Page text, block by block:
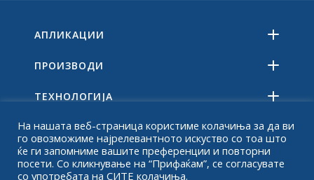
АПЛИКАЦИИ
ПРОИЗВОДИ
ТЕХНОЛОГИЈА
РЕСУРСИ
ЗА
На нашата веб-страница користиме колачиња за да ви
го овозможиме најрелевантното искуство со тоа што
ќе ги запомниме вашите преференции и повторни
посети. Со кликнување на “Прифаќам”, се согласувате
со употребата на СИТЕ колачиња.